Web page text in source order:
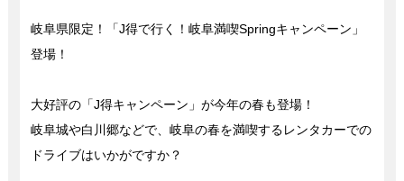
岐阜県限定！「J得で行く！岐阜満喫Springキャンペーン」
登場！
大好評の「J得キャンペーン」が今年の春も登場！
岐阜城や白川郷などで、岐阜の春を満喫するレンタカーでの
ドライブはいかがですか？